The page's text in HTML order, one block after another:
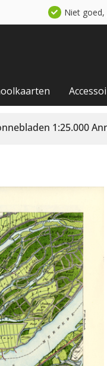
Niet
1:25.000